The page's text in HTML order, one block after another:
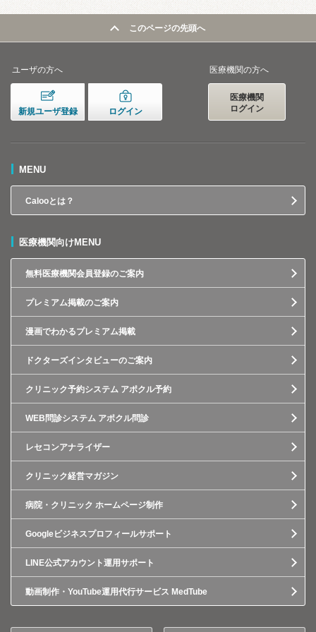
このページの先頭へ
ユーザの方へ
新規ユーザ登録 ログイン
医療機関の方へ
医療機関
ログイン
MENU
Calooとは？
医療機関向けMENU
無料医療機関会員登録のご案内
プレミアム掲載のご案内
漫画でわかるプレミアム掲載
ドクターズインタビューのご案内
クリニック予約システム アポクル予約
WEB問診システム アポクル問診
レセコンアナライザー
クリニック経営マガジン
病院・クリニック ホームページ制作
Googleビジネスプロフィールサポート
LINE公式アカウント運用サポート
動画制作・YouTube運用代行サービス MedTube